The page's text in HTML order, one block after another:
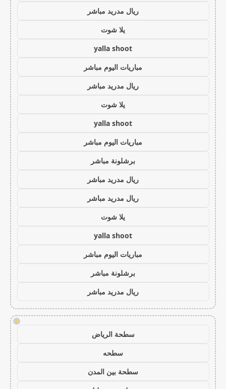
ريال مدريد مباشر
يلا شوت
yalla shoot
مباريات اليوم مباشر
ريال مدريد مباشر
يلا شوت
yalla shoot
مباريات اليوم مباشر
برشلونة مباشر
ريال مدريد مباشر
ريال مدريد مباشر
يلا شوت
yalla shoot
مباريات اليوم مباشر
برشلونة مباشر
ريال مدريد مباشر
!
سطحة الرياض
سطحه
سطحة بين المدن